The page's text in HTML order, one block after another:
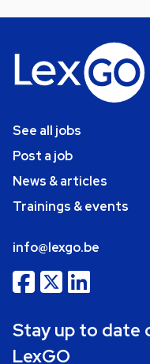
See all jobs
Post a job
News & articles
Trainings & events
info@lexgo.be
Stay up to date
LexGO